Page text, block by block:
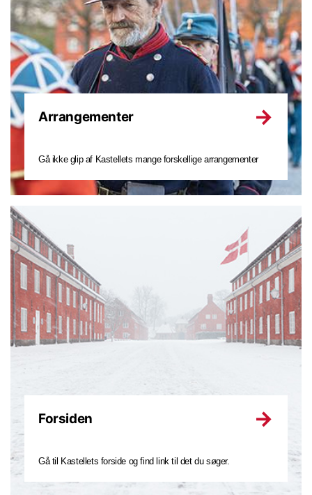
Arrangementer
Gå ikke glip af Kastellets mange forskellige arrangementer
Forsiden
Gå til Kastellets forside og find link til det du søger.